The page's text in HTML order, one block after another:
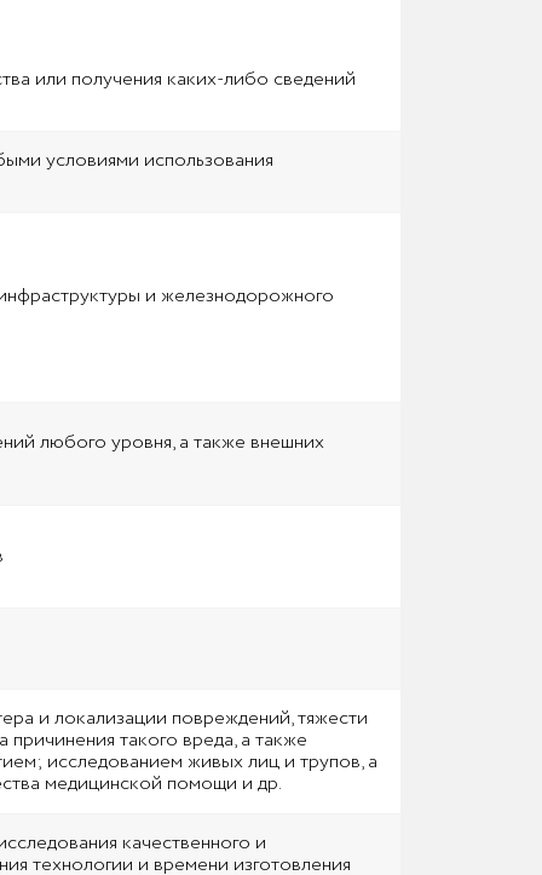
или получения каких-либо сведений
условиями использования
и железнодорожного
любого уровня, а также внешних
и локализации повреждений, тяжести
такого вреда, а также
исследованием живых лиц и трупов, а
медицинской помощи и др.
качественного и
технологии и времени изготовления